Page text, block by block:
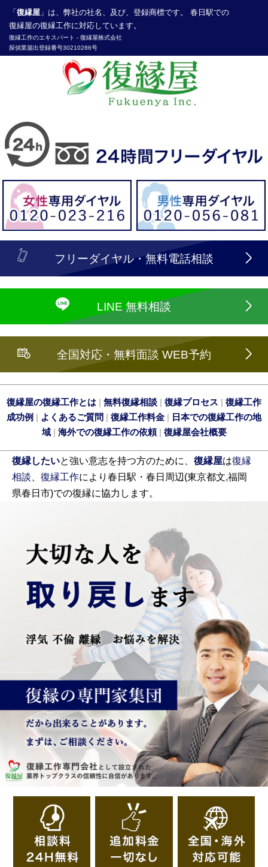
「 復縁屋 」は、弊社の社名、及び、登録商標です。 春日駅での
復縁屋の復縁工作に対応しています。
復縁工作のエキスパート - 復縁屋株式会社
探偵業届出登録番号30210286号
フリーダイヤル・無料電話相談
LINE 無料相談
全国対応・無料面談 WEB予約
復縁屋の復縁工作とは | 無料復縁相談 | 復縁プロセス | 復縁工作
成功例 | よくあるご質問 | 復縁工作料金 | 日本での復縁工作の地
域| 海外での復縁工作の依頼| 復縁屋会社概要
復縁したいと強い意志を持つ方のために、 復縁屋は復縁
相談
復縁工作により春日駅・春日周辺(東京都文,福岡
県春日市)での復縁に協力します。